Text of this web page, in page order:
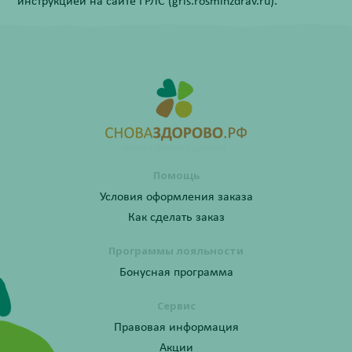
Помощь
Условия оформления заказа
Как сделать заказ
Программы лояльности
Бонусная программа
Сервис
Правовая информация
Акции